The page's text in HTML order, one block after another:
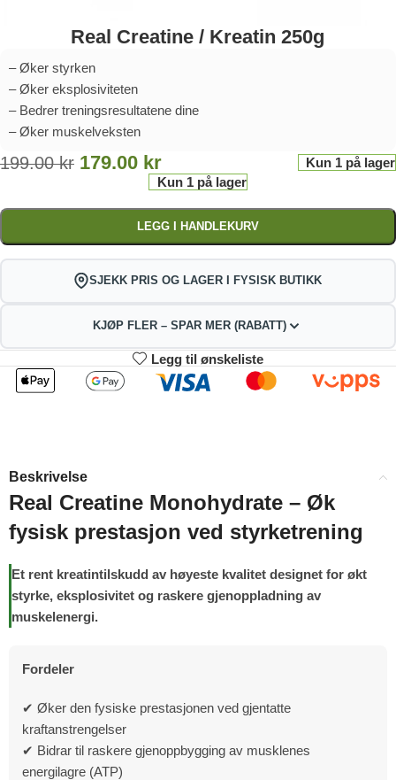
Real Creatine / Kreatin 250g
– Øker styrken
– Øker eksplosiviteten
– Bedrer treningsresultatene dine
– Øker muskelveksten
199.00kr 179.00 kr
Kun 1 på lager
Kun 1 på lager
LEGG I HANDLEKURV
SJEKK PRIS OG LAGER I FYSISK BUTIKK
KJØP FLER – SPAR MER (RABATT)
2
177.21
kr
3-4
175.42
4%
Legg til ønskeliste
Beskrivelse
Real Creatine Monohydrate – Øk
fysisk prestasjon ved styrketrening
Et rent kreatintilskudd av høyeste kvalitet designet for økt
styrke, eksplosivitet og raskere gjenoppladning av
muskelenergi.
Fordeler
✔ Øker den fysiske prestasjonen ved gjentatte
kraftanstrengelser
✔ Bidrar til raskere gjenoppbygging av musklenes
energilagre (ATP)